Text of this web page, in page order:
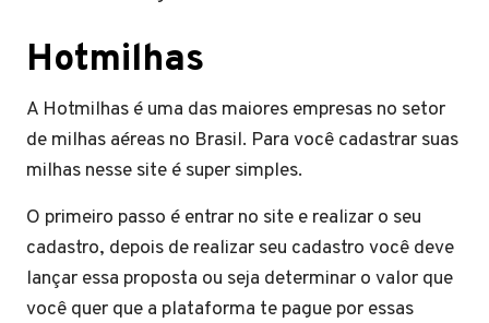
Hotmilhas
A Hotmilhas é uma das maiores empresas no setor
de milhas aéreas no Brasil. Para você cadastrar suas
milhas nesse site é super simples.
O primeiro passo é entrar no site e realizar o seu
cadastro, depois de realizar seu cadastro você deve
lançar essa proposta ou seja determinar o valor que
você quer que a plataforma te pague por essas